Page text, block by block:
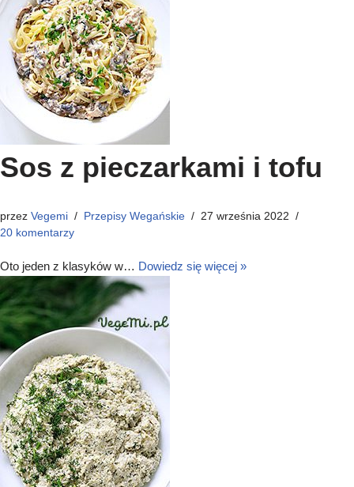
Sos z pieczarkami i tofu
przez Vegemi Przepisy Wegańskie
27 września 2022
20 komentarzy
Oto jeden z klasyków w… Dowiedz się więcej »